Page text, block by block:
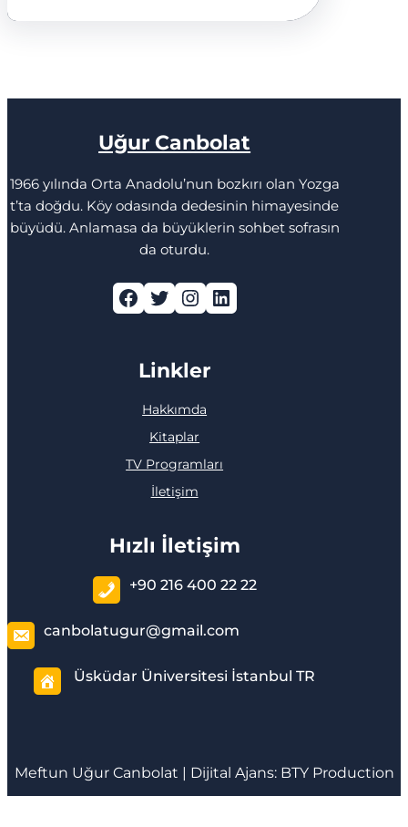
Uğur Canbolat
1966 yılında Orta Anadolu’nun bozkırı olan Yozga
t’ta doğdu. Köy odasında dedesinin himayesinde
büyüdü. Anlamasa da büyüklerin sohbet sofrasın
da oturdu.
Facebook Twitter Instagram LinkedIn
Linkler
Hakkımda
Kitaplar
TV Programları
İletişim
Hızlı İletişim
+90 216 400 22 22
canbolatugur@gmail.com
Üsküdar Üniversitesi İstanbul TR
Meftun Uğur Canbolat | Dijital Ajans: BTY Production